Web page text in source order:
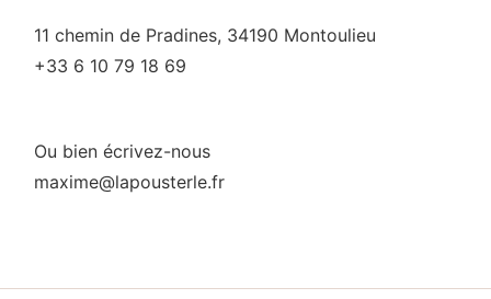
11 chemin de Pradines, 34190 Montoulieu
+33 6 10 79 18 69
Ou bien écrivez-nous
maxime@lapousterle.fr